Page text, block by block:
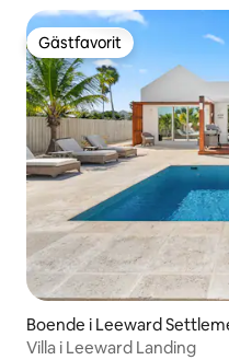
Gästfavorit
Gästfavorit
Boende i Leeward
Villa i Leeward Landing